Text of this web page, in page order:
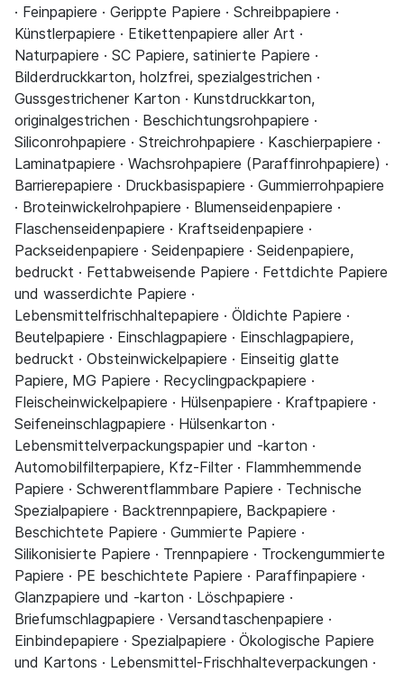
· Feinpapiere · Gerippte Papiere · Schreibpapiere ·
Künstlerpapiere · Etikettenpapiere aller Art ·
Naturpapiere · SC Papiere, satinierte Papiere ·
Bilderdruckkarton, holzfrei, spezialgestrichen ·
Gussgestrichener Karton · Kunstdruckkarton,
originalgestrichen · Beschichtungsrohpapiere ·
Siliconrohpapiere · Streichrohpapiere · Kaschierpapiere ·
Laminatpapiere · Wachsrohpapiere (Paraffinrohpapiere) ·
Barrierepapiere · Druckbasispapiere · Gummierrohpapiere
· Broteinwickelrohpapiere · Blumenseidenpapiere ·
Flaschenseidenpapiere · Kraftseidenpapiere ·
Packseidenpapiere · Seidenpapiere · Seidenpapiere,
bedruckt · Fettabweisende Papiere · Fettdichte Papiere
und wasserdichte Papiere ·
Lebensmittelfrischhaltepapiere · Öldichte Papiere ·
Beutelpapiere · Einschlagpapiere · Einschlagpapiere,
bedruckt · Obsteinwickelpapiere · Einseitig glatte
Papiere, MG Papiere · Recyclingpackpapiere ·
Fleischeinwickelpapiere · Hülsenpapiere · Kraftpapiere ·
Seifeneinschlagpapiere · Hülsenkarton ·
Lebensmittelverpackungspapier und -karton ·
Automobilfilterpapiere, Kfz-Filter · Flammhemmende
Papiere · Schwerentflammbare Papiere · Technische
Spezialpapiere · Backtrennpapiere, Backpapiere ·
Beschichtete Papiere · Gummierte Papiere ·
Silikonisierte Papiere · Trennpapiere · Trockengummierte
Papiere · PE beschichtete Papiere · Paraffinpapiere ·
Glanzpapiere und -karton · Löschpapiere ·
Briefumschlagpapiere · Versandtaschenpapiere ·
Einbindepapiere · Spezialpapiere · Ökologische Papiere
und Kartons · Lebensmittel-Frischhalteverpackungen ·